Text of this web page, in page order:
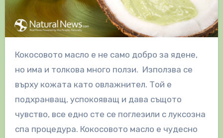
Кокосовото масло е не само добро за ядене,
но има и толкова много ползи. Използва се
върху кожата като овлажнител. Той е
подхранващ, успокояващ и дава същото
чувство, все едно сте се поглезили с луксозна
спа процедура. Кокосовото масло е чудесно